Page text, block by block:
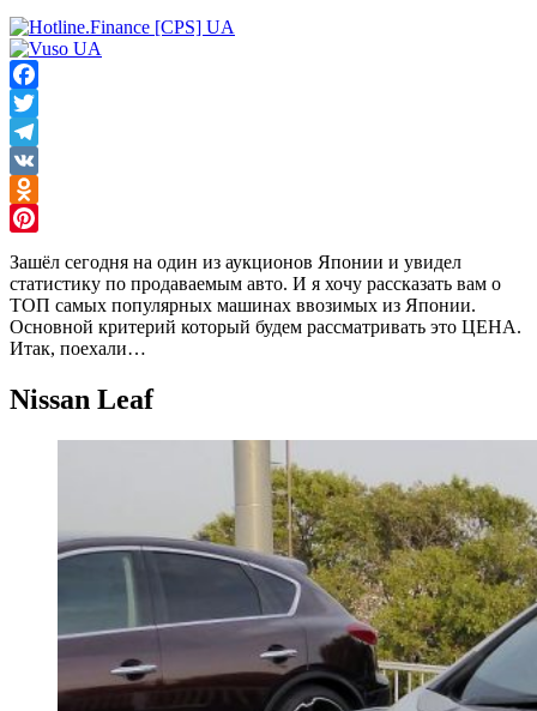
Facebook
Twitter
Telegram
VK
Odnoklassniki
Зашёл сегодня на один из аукционов Японии и увидел
статистику по продаваемым авто. И я хочу рассказать вам о
ТОП самых популярных машинах ввозимых из Японии.
Основной критерий который будем рассматривать это ЦЕНА.
Итак, поехали…
Nissan Leaf